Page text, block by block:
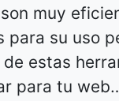
muy
su uso
estas
para tu